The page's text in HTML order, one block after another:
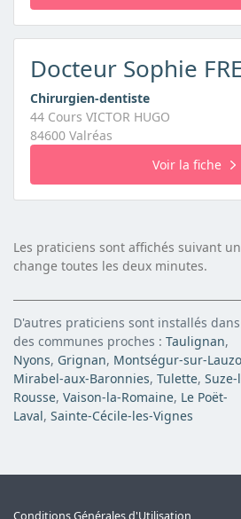
Docteur Sophie
Chirurgien-dentiste
44 Cours VICTOR HUGO
84600 Valréas
Voir la fiche
Les praticiens sont affichés suivant
change toutes les deux minutes.
D'autres praticiens sont installés dans
des communes proches : Taulignan,
Nyons, Grignan, Montségur-sur-
Mirabel-aux-Baronnies, Tulette, Suze-
Rousse, Vaison-la-Romaine, Le Poët-
Laval, Sainte-Cécile-les-Vignes